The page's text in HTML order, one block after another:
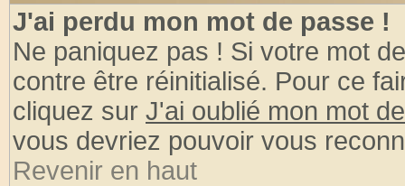
J'ai perdu mon mot de passe !
Ne paniquez pas ! Si votre mot
contre être réinitialisé. Pour ce
cliquez sur J'ai oublié mon mot
vous devriez pouvoir vous
Revenir en haut